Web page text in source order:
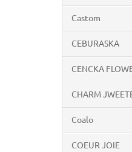
Castom
CEBURASKA
CENCKA
CHARM
Coalo
COEUR JOIE